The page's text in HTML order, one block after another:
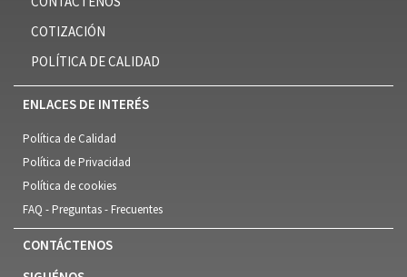
COTIZACIÓN
POLÍTICA DE CALIDAD
ENLACES DE INTERÉS
Política de Calidad
Política de Privacidad
Política de cookies
FAQ - Preguntas - Frecuentes
CONTÁCTENOS